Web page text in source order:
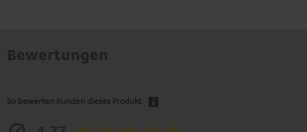
So bewerten Kunden dieses Produkt